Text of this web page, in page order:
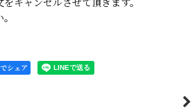
シェア